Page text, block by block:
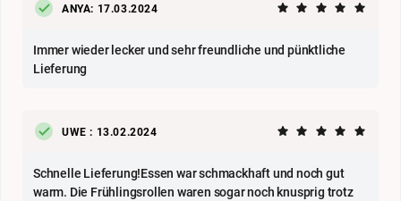
ANYA: 17.03.2024
Immer wieder lecker und sehr freundliche und pünktliche
Lieferung
UWE : 13.02.2024
Schnelle Lieferung!Essen war schmackhaft und noch gut
warm. Die Frühlingsrollen waren sogar noch knusprig trotz